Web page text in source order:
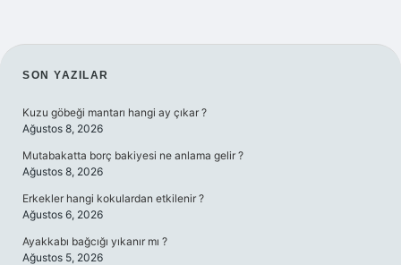
SIDEBAR
SON YAZILAR
Kuzu göbeği mantarı hangi ay çıkar ?
Ağustos 8, 2026
Mutabakatta borç bakiyesi ne anlama gelir ?
Ağustos 8, 2026
Erkekler hangi kokulardan etkilenir ?
Ağustos 6, 2026
Ayakkabı bağcığı yıkanır mı ?
Ağustos 5, 2026